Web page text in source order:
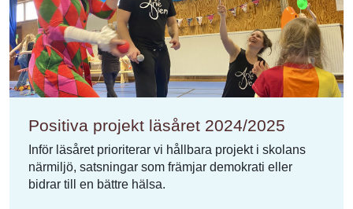
Positiva projekt läsåret 2024/2025
Inför läsåret prioriterar vi hållbara projekt i skolans
närmiljö, satsningar som främjar demokrati eller
bidrar till en bättre hälsa.